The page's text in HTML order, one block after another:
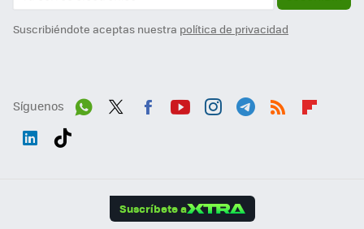
Suscribiéndote aceptas nuestra política de privacidad
Síguenos
Suscríbete a